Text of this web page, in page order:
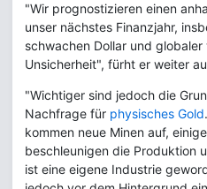
"Wir prognostizieren einen
unser nächstes Finanzjahr,
schwachen Dollar und
Unsicherheit", fürht er weiter
"Wichtiger sind jedoch die
Nachfrage für physisches Gold
kommen neue Minen auf,
beschleunigen die Produktion
ist eine eigene Industrie